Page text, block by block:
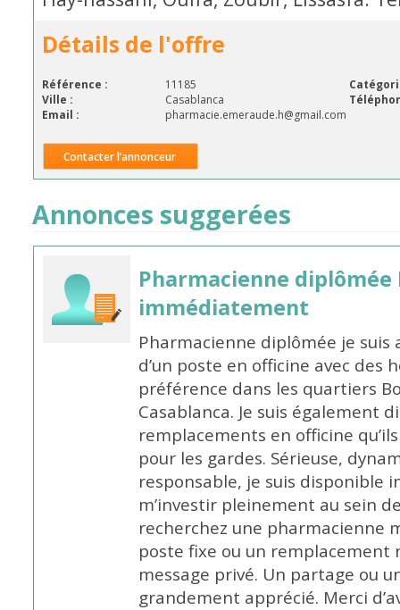
Détails de l'offre
Référence : 11185
Ville :
Casablanca
Email :
pharmacie.emeraude.h@gmail.com
Contacter l’annonceur
Annonces suggerées
Pharmacienne diplômée
immédiatement
Pharmacienne diplômée je
d’un poste en officine avec des
préférence dans les quartiers
Casablanca. Je suis également
remplacements en officine
pour les gardes. Sérieuse,
responsable, je suis
m’investir pleinement au sein
recherchez une pharmacienne
poste fixe ou un remplacement
message privé. Un partage ou
grandement apprécié. Merci